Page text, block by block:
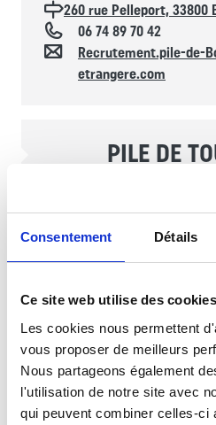
Consentement Détails
Ce site web utilise des
Les cookies nous permettent
vous proposer de meilleurs
Nous partageons également
l'utilisation de notre site avec
qui peuvent combiner celles-ci
Localisation
260 rue Pelleport, 33800
Téléphone
06 74 89 70 42
Kapcsolat
Recrutement.pile-de-
etrangere.com
PILE DE
Localisation
2 rue Pérignon, BP 65028,
France
Téléphone
06 87 33 76 33
Kapcsolat
Recrutement-pile-de-
etrangere.com